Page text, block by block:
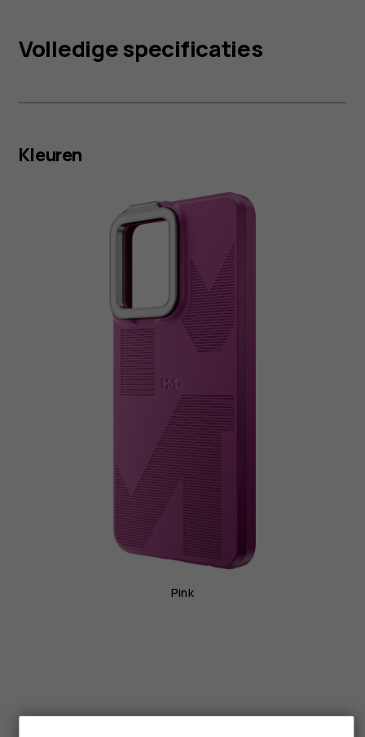
Smartphones
Volledige specificaties
Kleuren
Pink